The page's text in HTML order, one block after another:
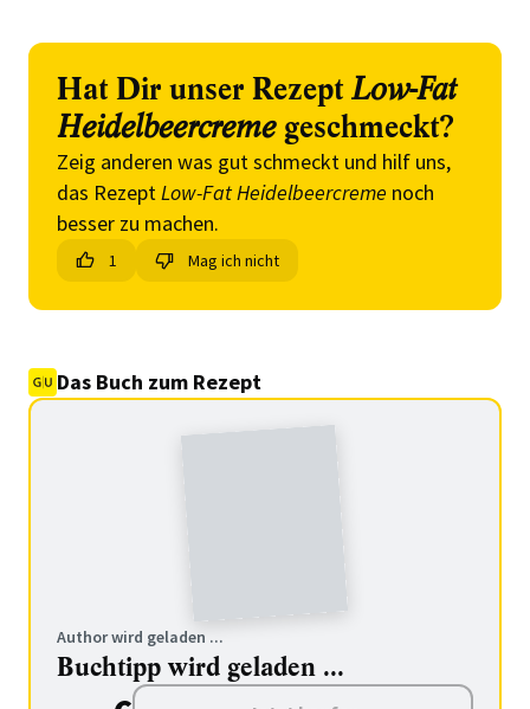
Hat Dir unser Rezept Low-Fat
Heidelbeercremegeschmeckt?
Zeig anderen was gut schmeckt und hilf uns,
das RezeptLow-Fat Heidelbeercreme noch
besser zu machen.
1 Mag ich nicht
Das Buch zum Rezept
Author wird geladen ...
Buchtipp wird geladen ...